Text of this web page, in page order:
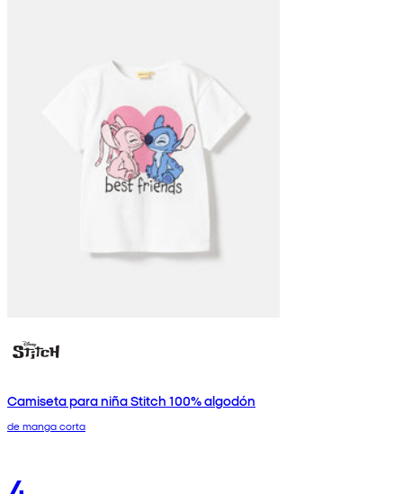
Camiseta para niña Stitch 100% algodón
de manga corta